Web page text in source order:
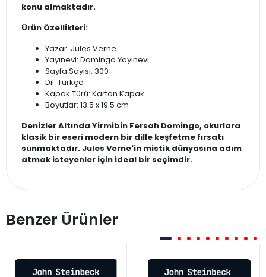
konu almaktadır.
Ürün Özellikleri:
Yazar: Jules Verne
Yayınevi: Domingo Yayınevi
Sayfa Sayısı: 300
Dil: Türkçe
Kapak Türü: Karton Kapak
Boyutlar: 13.5 x 19.5 cm
Denizler Altında Yirmibin Fersah Domingo, okurlara
klasik bir eseri modern bir dille keşfetme fırsatı
sunmaktadır. Jules Verne'in mistik dünyasına adım
atmak isteyenler için ideal bir seçimdir.
Benzer Ürünler